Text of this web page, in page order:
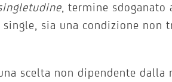
, termine sdoganato
sia una condizione non
scelta non dipendente dalla